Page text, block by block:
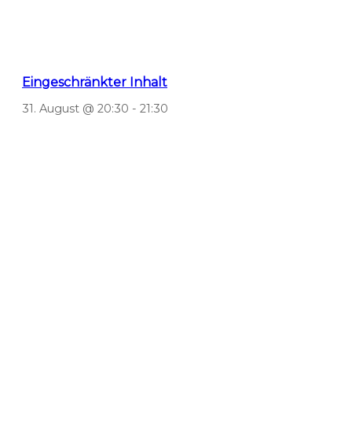
Eingeschränkter Inhalt
31. August @ 20:30 - 21:30